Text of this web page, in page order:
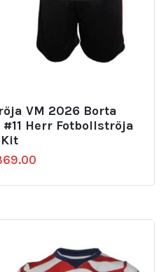
VM 2026 Borta
Herr Fotbollströja
Kit